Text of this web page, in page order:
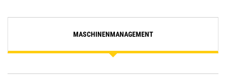
MASCHINENMANAGEMENT